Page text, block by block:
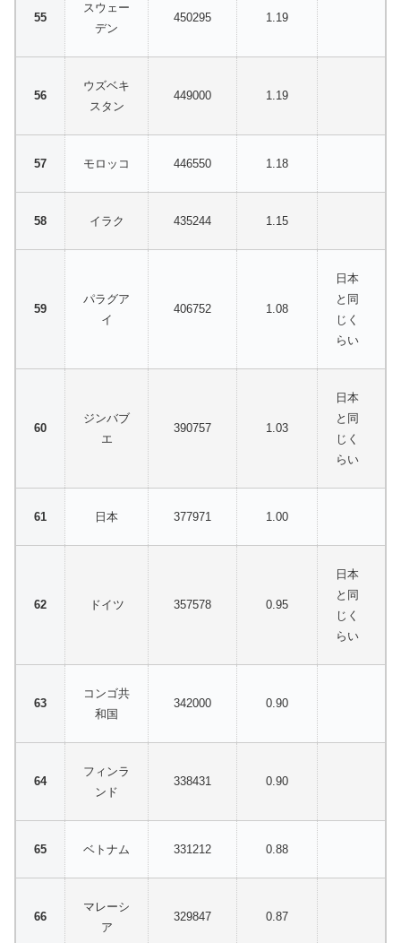
スウェー
デン
450295 1.19
ウズベキ
スタン
449000 1.19
モロッコ 446550 1.18
イラク 435244 1.15
パラグア
イ
406752 1.08
日本
と同
じく
らい
ジンバブ
エ
390757 1.03
日本
と同
じく
らい
日本 377971 1.00
ドイツ 357578 0.95
日本
と同
じく
らい
コンゴ共
和国
342000 0.90
フィンラ
ンド
338431 0.90
ベトナム 331212 0.88
マレーシ
ア
329847 0.87